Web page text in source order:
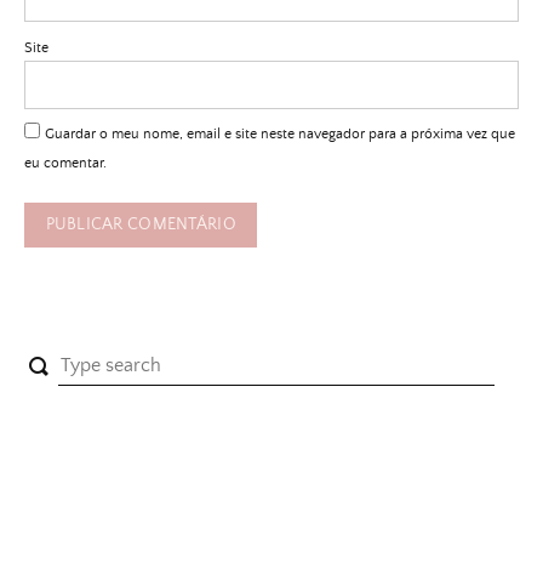
Site
Guardar o meu nome, email e site neste navegador para a próxima vez que
eu comentar.